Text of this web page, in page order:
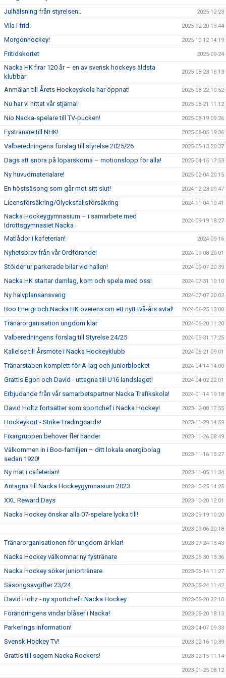
Julhälsning från styrelsen.. 2025-12-23
Vila i frid. 2025-12-20 13:44
Morgonhockey! 2025-10-12 14:19
Fritidskortet 2025-09-24
Nacka HK firar 120 år – en av svensk hockeys äldsta
klubbar
2025-08-23 16:13
Anmälan till Årets Hockeyskola har öppnat! 2025-08-22 10:52
Nu har vi hittat vår stjärna! 2025-08-21 11:12
Nio Nacka-spelare till TV-pucken! 2025-08-19 09:26
Fystränare till NHK! 2025-08-05 19:36
Valberedningens förslag till styrelse 2025/26 2025-05-13 20:37
Dags att snöra på löparskorna – motionslopp för alla! 2025-04-15 17:53
Ny huvudmaterialare! 2025-02-04 20:15
En höstsäsong som går mot sitt slut! 2024-12-23 09:47
Licensförsäkring/Olycksfallsförsäkring 2024-11-04 10:41
Nacka Hockeygymnasium – i samarbete med
Idrottsgymnasiet Nacka
2024-09-19 18:27
Matlådor i kafeterian! 2024-09-16
Nyhetsbrev från vår Ordförande! 2024-09-08 20:01
Stölder ur parkerade bilar vid hallen! 2024-09-07 20:39
Nacka HK startar damlag, kom och spela med oss! 2024-07-31 10:10
Ny halvplansansvarig 2024-07-07 20:02
Boo Energi och Nacka HK överens om ett nytt två-års avtal! 2024-06-25 13:00
Tränarorganisation ungdom klar 2024-06-20 11:20
Valberedningens förslag till Styrelse 24/25 2024-05-31 17:25
Kallelse till Årsmöte i Nacka Hockeyklubb 2024-05-21 09:01
Tränarstaben komplett för A-lag och juniorblocket 2024-04-14 14:00
Grattis Egon och David - uttagna till U16 landslaget! 2024-04-02 22:01
Erbjudande från vår samarbetspartner Nacka Trafikskola! 2024-01-14 19:18
David Holtz fortsätter som sportchef i Nacka Hockey! 2023-12-08 17:55
Hockeykort - Strike Tradingcards! 2023-11-29 14:59
Fixargruppen behöver fler händer 2023-11-26 08:49
Välkommen in i Boo-familjen – ditt lokala energibolag
sedan 1920!
2023-11-16 15:27
Ny mat i cafeterian! 2023-11-05 11:34
Antagna till Nacka Hockeygymnasium 2023 2023-10-25 14:25
XXL Reward Days 2023-10-20 12:01
Nacka Hockey önskar alla 07-spelare lycka till! 2023-09-19 10:20
2023-09-06 20:18
Tränarorganisationen för ungdom är klar! 2023-07-24 13:43
Nacka Hockey välkomnar ny fystränare 2023-06-30 13:36
Nacka Hockey söker juniortränare 2023-06-14 11:27
Säsongsavgifter 23/24 2023-05-24 11:42
David Holtz - ny sportchef i Nacka Hockey 2023-05-20 22:10
Förändringens vindar blåser i Nacka! 2023-05-20 18:13
Parkerings information! 2023-04-07 09:33
Svensk Hockey TV! 2023-02-16 10:39
Grattis till segern Nacka Rockers! 2023-02-15 11:14
2023-01-25 08:12